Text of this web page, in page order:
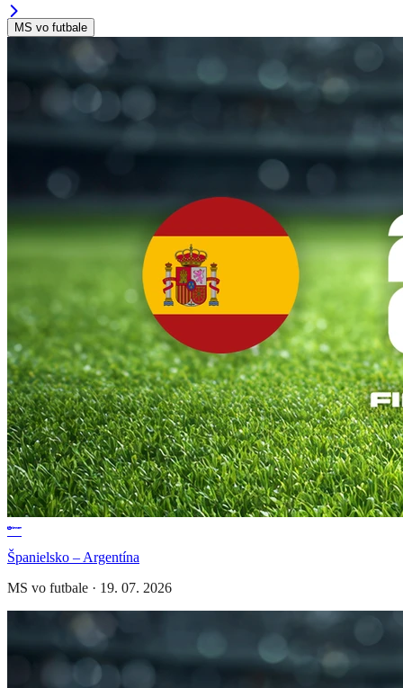
MS vo futbale
Španielsko – Argentína
MS vo futbale · 19. 07. 2026